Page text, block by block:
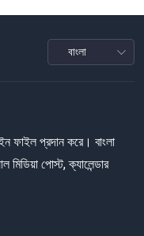
ফাইল প্রদান করে। বাংলা
মিডিয়া পোস্ট, ক্যালেন্ডার